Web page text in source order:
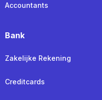
Accountants
Bank
Zakelijke Rekening
Creditcards